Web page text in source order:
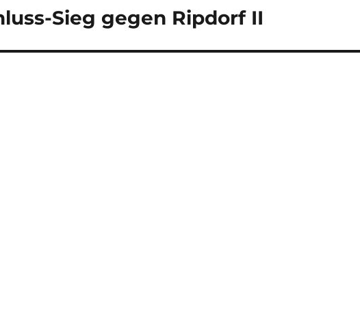
Sieg gegen Ripdorf II